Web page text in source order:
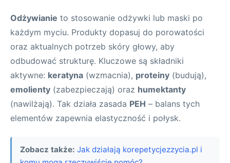
Odżywianie to stosowanie odżywki lub maski po
każdym myciu. Produkty dopasuj do porowatości
oraz aktualnych potrzeb skóry głowy, aby
odbudować strukturę. Kluczowe są składniki
aktywne: keratyna (wzmacnia), proteiny (budują),
emolienty (zabezpieczają) oraz humektanty
(nawilżają). Tak działa zasada PEH – balans tych
elementów zapewnia elastyczność i połysk.
Zobacz także: Jak działają korepetycjezzycia.pl i